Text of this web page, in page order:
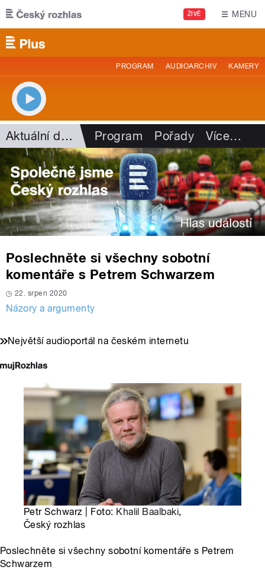
Přejít k hlavnímu obsahu
ŽIVĚ MENU
PROGRAM AUDIOARCHIV KAMERY
Aktuální dění Program Pořady Více…
Poslechněte si všechny sobotní
komentáře s Petrem Schwarzem
22. srpen 2020
Názory a argumenty
Největší audioportál na českém internetu
Petr Schwarz | Foto: Khalil Baalbaki,
Český rozhlas
Poslechněte si všechny sobotní komentáře s Petrem
Schwarzem